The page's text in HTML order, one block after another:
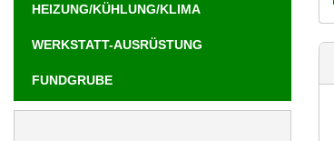
HEIZUNG/KÜHLUNG/KLIMA
WERKSTATT-AUSRÜSTUNG
FUNDGRUBE